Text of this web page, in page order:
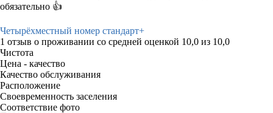
обязательно 👍
Четырёхместный номер стандарт+
1 отзыв о проживании со средней оценкой 10,0 из 10,0
Чистота
Цена - качество
Качество обслуживания
Расположение
Своевременность заселения
Соответствие фото